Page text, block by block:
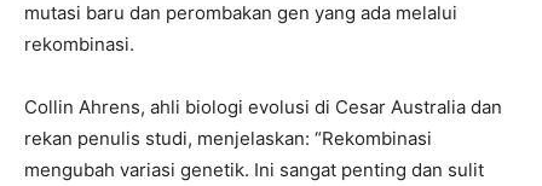
mutasi baru dan perombakan gen yang ada melalui
rekombinasi.
Collin Ahrens, ahli biologi evolusi di Cesar Australia dan
rekan penulis studi, menjelaskan: “Rekombinasi
mengubah variasi genetik. Ini sangat penting dan sulit